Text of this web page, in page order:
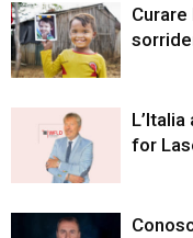
for